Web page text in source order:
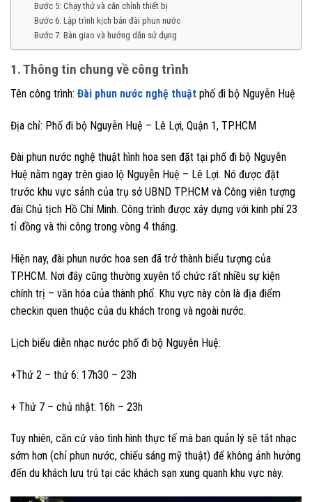
Bước 5: Chạy thử và căn chỉnh thiết bị
Bước 6: Lập trình kịch bản đài phun nước
Bước 7: Bàn giao và hướng dẫn sử dụng
1. Thông tin chung về công trình
Tên công trình: Đài phun nước nghệ thuật phố đi bộ Nguyễn Huệ
Địa chỉ: Phố đi bộ Nguyễn Huệ – Lê Lợi, Quận 1, TP.HCM
Đài phun nước nghệ thuật hình hoa sen đặt tại phố đi bộ Nguyễn
Huệ nằm ngay trên giao lộ Nguyễn Huệ – Lê Lợi. Nó được đặt
trước khu vực sảnh của trụ sở UBND TP.HCM và Công viên tượng
đài Chủ tịch Hồ Chí Minh. Công trình được xây dựng với kinh phí 23
tỉ đồng và thi công trong vòng 4 tháng.
Hiện nay, đài phun nước hoa sen đã trở thành biểu tượng của
TP.HCM. Nơi đây cũng thường xuyên tổ chức rất nhiều sự kiện
chính trị – văn hóa của thành phố. Khu vực này còn là địa điểm
checkin quen thuộc của du khách trong và ngoài nước.
Lịch biểu diễn nhạc nước phố đi bộ Nguyễn Huệ:
+Thứ 2 – thứ 6: 17h30 – 23h
+ Thứ 7 – chủ nhật: 16h – 23h
Tuy nhiên, căn cứ vào tình hình thực tế mà ban quản lý sẽ tắt nhạc
sớm hơn (chỉ phun nước, chiếu sáng mỹ thuật) để không ảnh hưởng
đến du khách lưu trú tại các khách sạn xung quanh khu vực này.